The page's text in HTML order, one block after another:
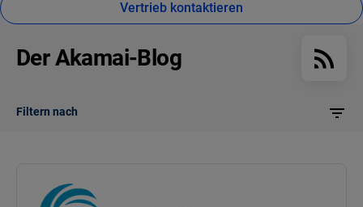
Vertrieb kontaktieren
Der Akamai-Blog
Filtern nach